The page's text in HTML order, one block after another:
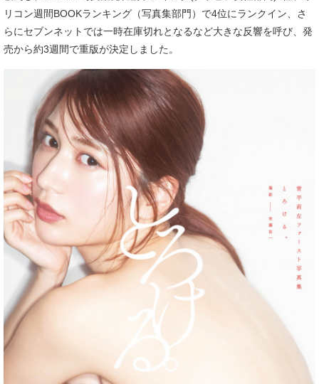
リコン週間BOOKランキング（写真集部門）で4位にランクイン、さ
らにセブンネットでは一時在庫切れとなるなど大きな反響を呼び、発
売から約3週間で重版が決定しました。